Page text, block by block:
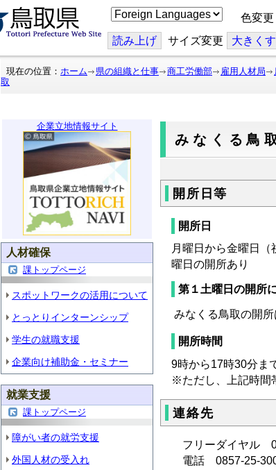
こ
の
ジ
を
翻
色変更
読み上げ サイズ変更 大きく
現在の位置： ホーム 県の組織と仕事 商工労働部 雇用人材局
取
企業立地情報サイト
人材確保
課トップページ
スポットワークの活用について
とっとりインターンシップ
学生の就職支援
企業向け補助金・セミナー
就業支援
課トップページ
障がい者の就労支援
外国人材の受入れ
みなくる鳥取
開所日等
開所日
月曜日から金曜日
曜日の開所あり
第１土曜日の開所
みなくる鳥取の開所
開所時間
9時から17時30分ま
※ただし、上記時間
連絡先
フリーダイヤル
電話 0857-25-